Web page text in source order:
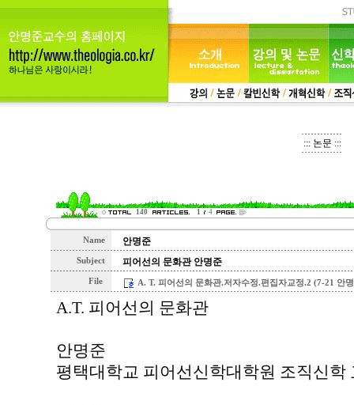
::: 논문 :::
140 1 4
Name 안명준
Subject 피어선의 문화관 안명준
File A. T. 피어선의 문화관.저자수정.편집자교정.2 (7-21 안
A.T. 피어선의 문화관
안명준
평택대학교 피어선신학대학원 조직신학